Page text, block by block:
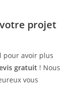
projet
pour avoir plus
gratuit ! Nous
vous